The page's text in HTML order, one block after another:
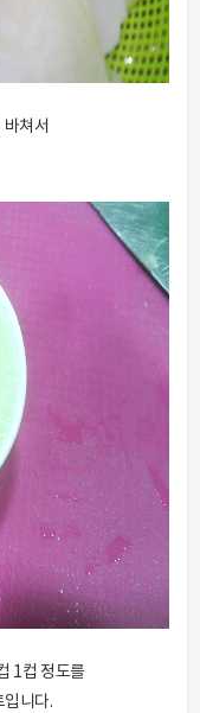
쳐서
1컵 정도를
입니다.